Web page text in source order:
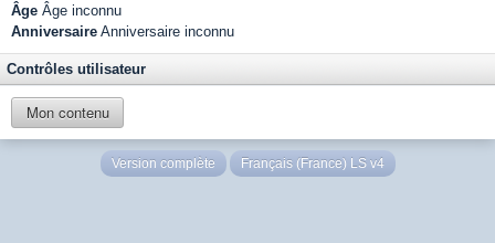
Âge Âge inconnu
Anniversaire Anniversaire inconnu
Contrôles utilisateur
Mon contenu
Version complète Français (France) LS v4